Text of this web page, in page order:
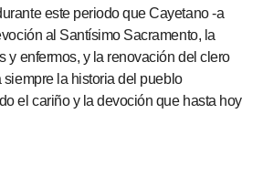
este periodo que Cayetano -a
al Santísimo Sacramento, la
y enfermos, y la renovación del clero
siempre la historia del pueblo
el cariño y la devoción que hasta hoy